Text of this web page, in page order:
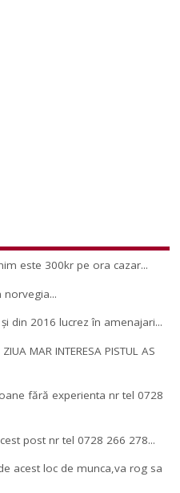
este 300kr pe ora cazar...
norvegia...
din 2016 lucrez în amenajari...
MAR INTERESA PISTUL AS
fără experienta nr tel 0728
post nr tel 0728 266 278...
acest loc de munca,va rog sa